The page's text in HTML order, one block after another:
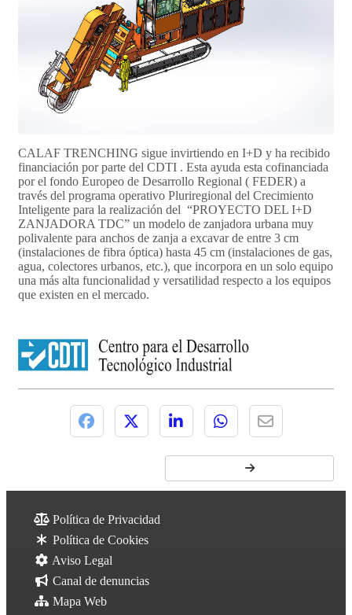
CALAF TRENCHING sigue invirtiendo en I+D y ha recibido
financiación por parte del CDTI . Esta ayuda esta cofinanciada
por el fondo Europeo de Desarrollo Regional ( FEDER) a
través del programa operativo Pluriregional del Crecimiento
Inteligente para la realización del “PROYECTO DEL I+D
ZANJADORA TDC” un modelo de zanjadora urbana muy
polivalente para anchos de zanja a excavar de entre 3 cm
(instalaciones de fibra óptica) hasta 45 cm (instalaciones de gas,
agua, colectores urbanos, etc.), que incorpora en un solo equipo
una más alta funcionalidad y versatilidad respecto a los equipos
que existen en el mercado.
Política de Privacidad
Política de Cookies
Aviso Legal
Canal de denuncias
Mapa Web